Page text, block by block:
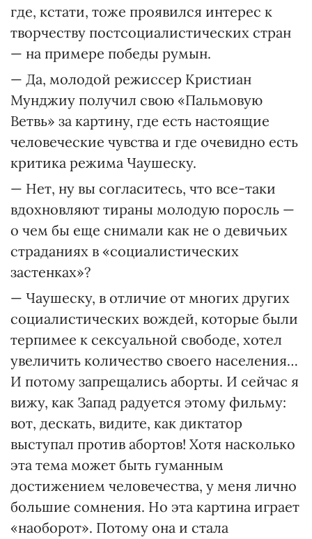
где, кстати, тоже проявился интерес к
творчеству постсоциалистических стран
— на примере победы румын.
— Да, молодой режиссер Кристиан
Мунджиу получил свою «Пальмовую
Ветвь» за картину, где есть настоящие
человеческие чувства и где очевидно есть
критика режима Чаушеску.
— Нет, ну вы согласитесь, что все-таки
вдохновляют тираны молодую поросль —
о чем бы еще снимали как не о девичьих
страданиях в «социалистических
застенках»?
— Чаушеску, в отличие от многих других
социалистических вождей, которые были
терпимее к сексуальной свободе, хотел
увеличить количество своего населения…
И потому запрещались аборты. И сейчас я
вижу, как Запад радуется этому фильму:
вот, дескать, видите, как диктатор
выступал против абортов! Хотя насколько
эта тема может быть гуманным
достижением человечества, у меня лично
большие сомнения. Но эта картина играет
«наоборот». Потому она и стала